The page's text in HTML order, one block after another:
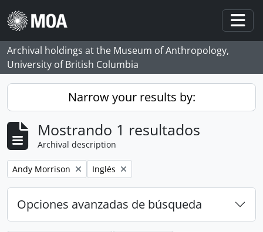
Skip to main content
Archival holdings at the Museum of Anthropology,
University of British Columbia
Narrow your results by:
Mostrando 1 resultados
Archival description
Remove filter:
Andy Morrison Remove filter:
Inglés
Opciones avanzadas de búsqueda